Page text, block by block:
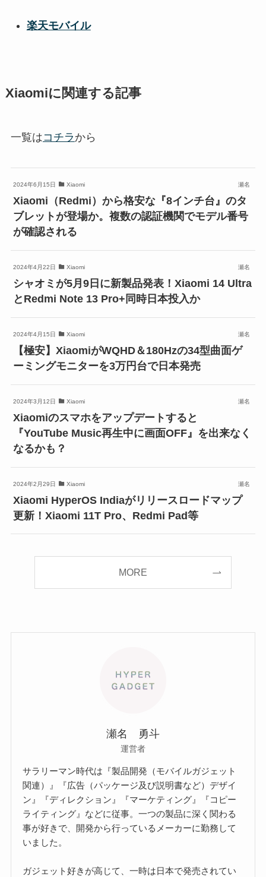
楽天モバイル
Xiaomiに関連する記事
一覧はコチラ から
2024年6月15日 Xiaomi 瀬名
Xiaomi（Redmi）から格安な『8インチ台』のタ
ブレットが登場か。複数の認証機関でモデル番号
が確認される
2024年4月22日 Xiaomi 瀬名
シャオミが5月9日に新製品発表！Xiaomi 14 Ultra
とRedmi Note 13 Pro+同時日本投入か
2024年4月15日 Xiaomi 瀬名
【極安】XiaomiがWQHD＆180Hzの34型曲面ゲ
ーミングモニターを3万円台で日本発売
2024年3月12日 Xiaomi 瀬名
Xiaomiのスマホをアップデートすると
『YouTube Music再生中に画面OFF』を出来なく
なるかも？
2024年2月29日 Xiaomi 瀬名
Xiaomi HyperOS Indiaがリリースロードマップ
更新！Xiaomi 11T Pro、Redmi Pad等
MORE
瀬名 勇斗
運営者
サラリーマン時代は『製品開発（モバイルガジェット
関連）』『広告（パッケージ及び説明書など）デザイ
ン』『ディレクション』『マーケティング』『コピー
ライティング』などに従事。一つの製品に深く関わる
事が好きで、開発から行っているメーカーに勤務して
いました。
ガジェット好きが高じて、一時は日本で発売されてい